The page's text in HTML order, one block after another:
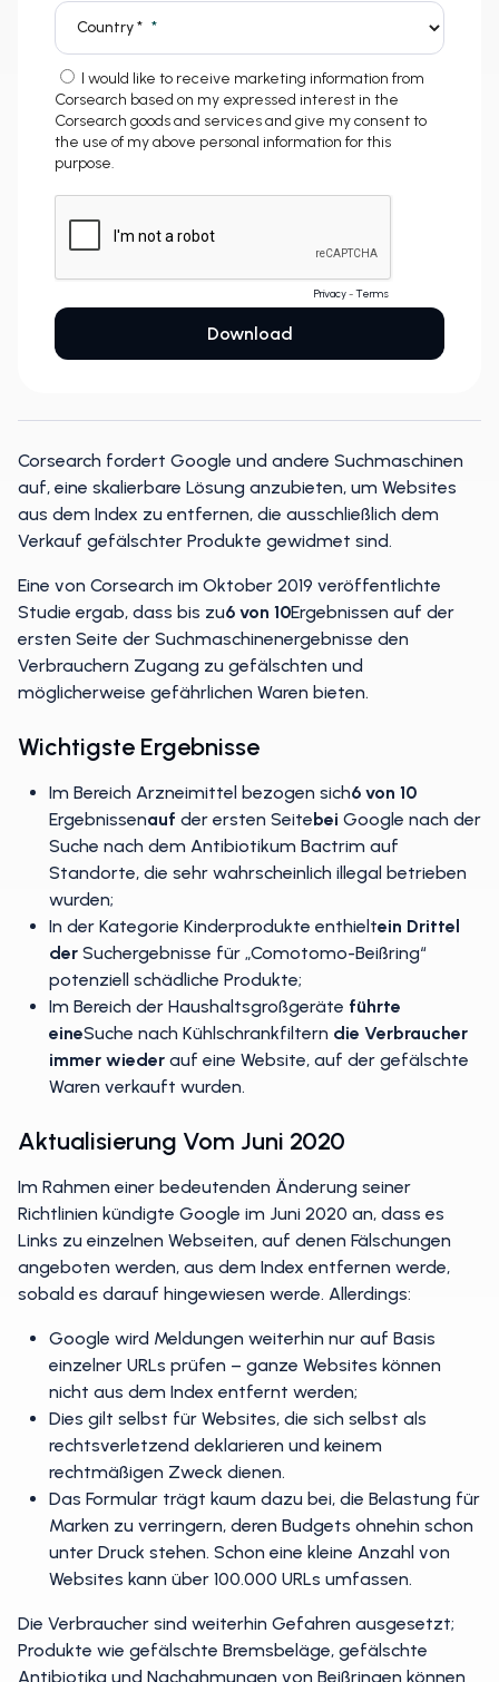
Corsearch fordert Google und andere Suchmaschinen
auf, eine skalierbare Lösung anzubieten, um Websites
aus dem Index zu entfernen, die ausschließlich dem
Verkauf gefälschter Produkte gewidmet sind.
Eine von Corsearch im Oktober 2019 veröffentlichte
Studie ergab, dass bis zu
6 von 10
Ergebnissen auf der
ersten Seite der Suchmaschinenergebnisse den
Verbrauchern Zugang zu gefälschten und
möglicherweise gefährlichen Waren bieten.
Wichtigste Ergebnisse
Im Bereich Arzneimittel bezogen sich6 von 10
Ergebnissen
auf der ersten Seite bei Google nach der
Suche nach dem Antibiotikum Bactrim auf
Standorte, die sehr wahrscheinlich illegal betrieben
wurden;
In der Kategorie Kinderprodukte enthieltein Drittel
der
Suchergebnisse für „Comotomo-Beißring“
potenziell schädliche Produkte;
Im Bereich der Haushaltsgroßgeräte führte
eine
Suche nach Kühlschrankfiltern
die Verbraucher
immer wiederauf eine Website, auf der gefälschte
Aktualisierung Vom Juni 2020
Im Rahmen einer bedeutenden Änderung seiner
Richtlinien kündigte Google im Juni 2020 an, dass es
Links zu einzelnen Webseiten, auf denen Fälschungen
angeboten werden, aus dem Index entfernen werde,
sobald es darauf hingewiesen werde. Allerdings:
Google wird Meldungen weiterhin nur auf Basis
einzelner URLs prüfen – ganze Websites können
nicht aus dem Index entfernt werden;
Dies gilt selbst für Websites, die sich selbst als
rechtsverletzend deklarieren und keinem
rechtmäßigen Zweck dienen.
Das Formular trägt kaum dazu bei, die Belastung für
Marken zu verringern, deren Budgets ohnehin schon
unter Druck stehen. Schon eine kleine Anzahl von
Die Verbraucher sind weiterhin Gefahren ausgesetzt;
Produkte wie gefälschte Bremsbeläge, gefälschte